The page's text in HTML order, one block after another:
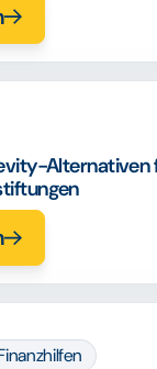
Alternativen